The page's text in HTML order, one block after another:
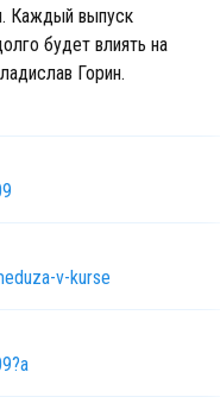
Каждый выпуск
будет влиять на
Горин.
v-kurse